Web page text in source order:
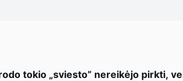
tokio „sviesto” nereikėjo pirkti,